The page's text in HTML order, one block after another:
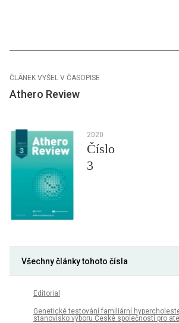
ČLÁNEK VYŠEL V ČASOPISE
Athero Review
2020
Číslo
3
Všechny články tohoto čísla
Editorial
Genetické testování familiární
stanovisko výboru České společnosti pro